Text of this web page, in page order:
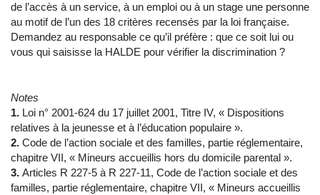
de l’accès à un service, à un emploi ou à un stage une personne
au motif de l’un des 18 critères recensés par la loi française.
Demandez au responsable ce qu’il préfère : que ce soit lui ou
vous qui saisisse la HALDE pour vérifier la discrimination ?
Notes
1. Loi n° 2001-624 du 17 juillet 2001, Titre IV, « Dispositions
relatives à la jeunesse et à l’éducation populaire ».
2. Code de l’action sociale et des familles, partie réglementaire,
chapitre VII, « Mineurs accueillis hors du domicile parental ».
3. Articles R 227-5 à R 227-11, Code de l’action sociale et des
familles, partie réglementaire, chapitre VII, « Mineurs accueillis